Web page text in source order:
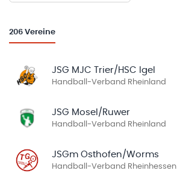
206 Vereine
JSG MJC Trier/HSC Igel
Handball-Verband Rheinland
JSG Mosel/Ruwer
Handball-Verband Rheinland
JSGm Osthofen/Worms
Handball-Verband Rheinhessen